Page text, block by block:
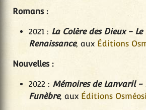
Romans :
2021 : La Colère des Dieux -
Renaissance, aux Éditions
Nouvelles :
2022 : Mémoires de Lanvaril -
Funèbre, aux Éditions